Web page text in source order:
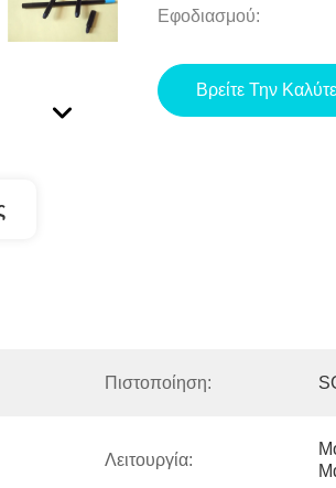
Εφοδιασμού:
Βρείτε Την
Πιστοποίηση:
Λειτουργία: